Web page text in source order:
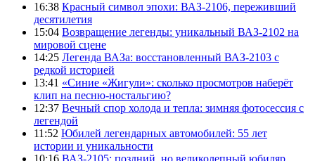
16:38 Красный символ эпохи: ВАЗ-2106, переживший
десятилетия
15:04 Возвращение легенды: уникальный ВАЗ-2102 на
мировой сцене
14:25 Легенда ВАЗа: восстановленный ВАЗ-2103 с
редкой историей
13:41 «Синие «Жигули»: сколько просмотров наберёт
клип на песню-ностальгию?
12:37 Вечный спор холода и тепла: зимняя фотосессия с
легендой
11:52 Юбилей легендарных автомобилей: 55 лет
истории и уникальности
10:16 ВАЗ-2105: поздний, но великолепный юбиляр